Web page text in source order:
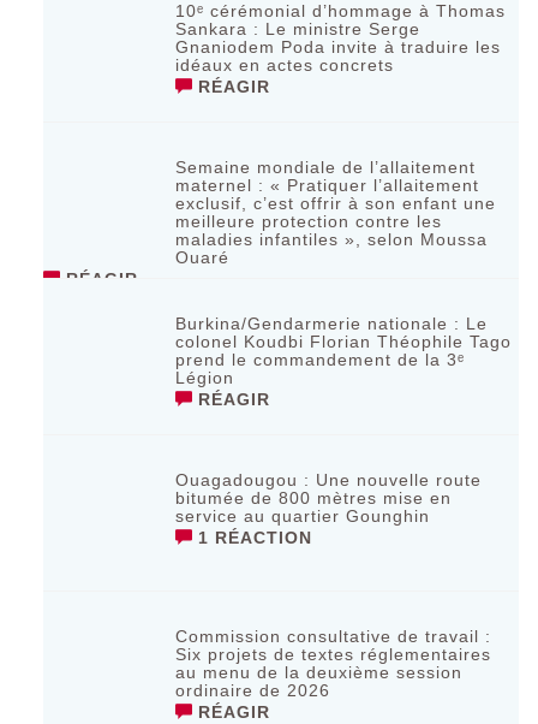
10ᵉ cérémonial d’hommage à Thomas
Sankara : Le ministre Serge
Gnaniodem Poda invite à traduire les
idéaux en actes concrets
RÉAGIR
Semaine mondiale de l’allaitement
maternel : « Pratiquer l’allaitement
exclusif, c’est offrir à son enfant une
meilleure protection contre les
maladies infantiles », selon Moussa
Ouaré
RÉAGIR
Burkina/Gendarmerie nationale : Le
colonel Koudbi Florian Théophile Tago
prend le commandement de la 3ᵉ
Légion
RÉAGIR
Ouagadougou : Une nouvelle route
bitumée de 800 mètres mise en
service au quartier Gounghin
1 RÉACTION
Commission consultative de travail :
Six projets de textes réglementaires
au menu de la deuxième session
ordinaire de 2026
RÉAGIR